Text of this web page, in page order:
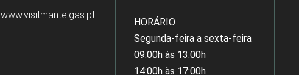
www.visitmanteigas.pt
HORÁRIO
Segunda-feira a sexta-feira
09:00h às 13:00h
14:00h às 17:00h